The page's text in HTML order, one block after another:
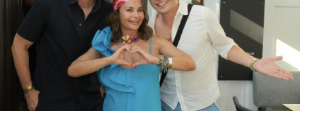
Untermenü
Untermenü